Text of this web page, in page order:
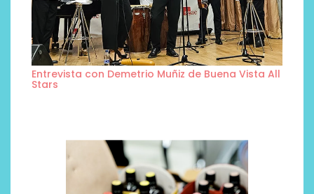
Entrevista con Demetrio Muñiz de Buena Vista All
Stars